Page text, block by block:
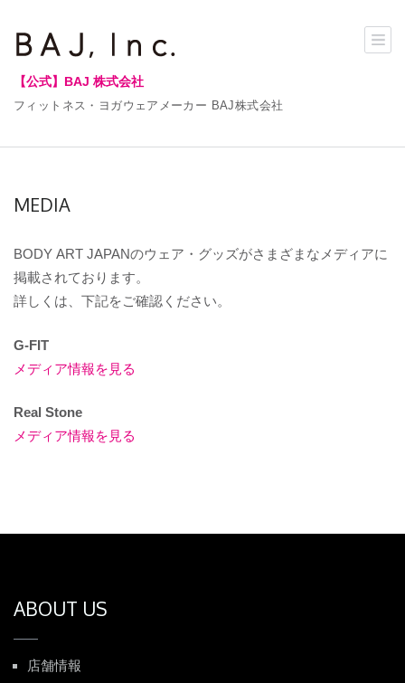
【公式】BAJ 株式会社
フィットネス・ヨガウェアメーカー BAJ株式会社
MEDIA
BODY ART JAPANのウェア・グッズがさまざまなメディアに
掲載されております。
詳しくは、下記をご確認ください。
G-FIT
メディア情報を見る
Real Stone
メディア情報を見る
ABOUT US
店舗情報